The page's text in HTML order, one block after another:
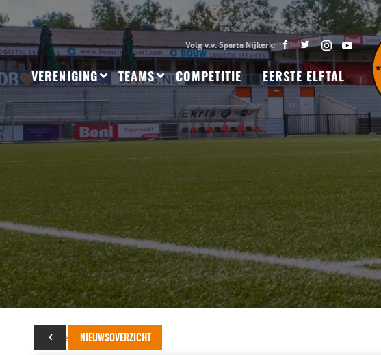
VERENIGING TEAMS COMPETITIE EERSTE ELFTAL
NIEUWSOVERZICHT
20 december 2023